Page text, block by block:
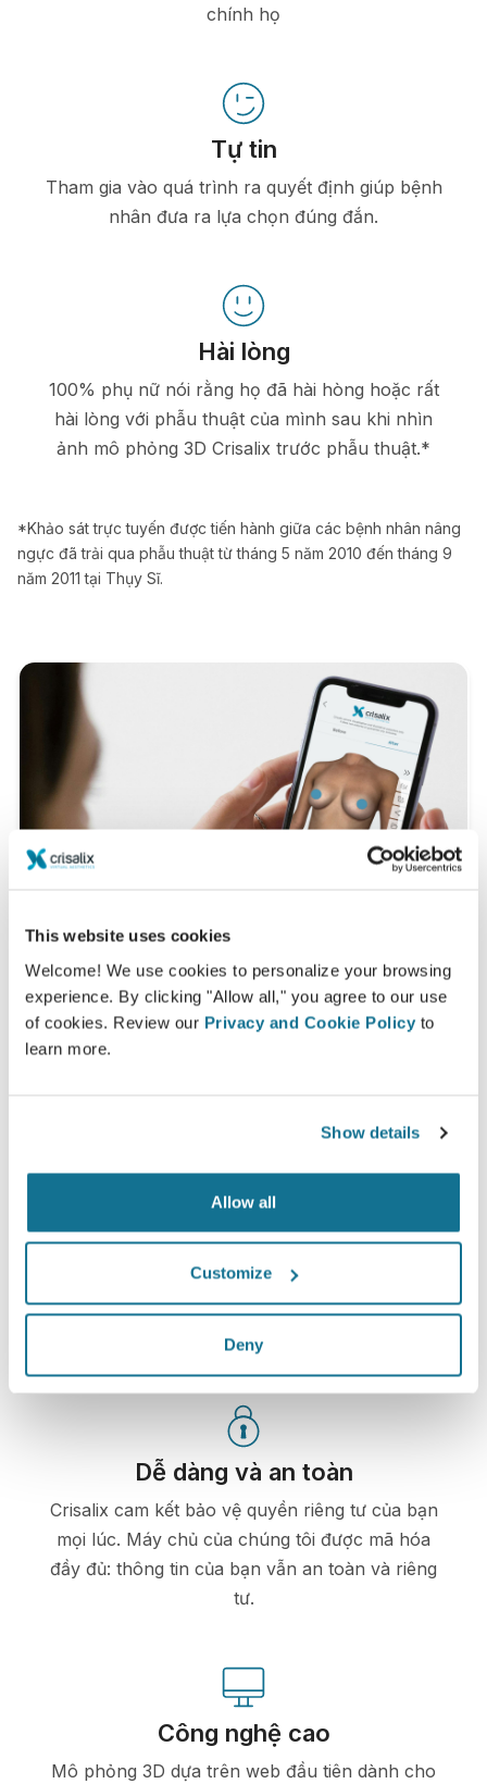
This website uses cookies
Welcome! We use cookies to personalize your browsing
experience. By clicking "Allow all," you agree to our use
of cookies. Review our Privacy and Cookie Policy to
learn more.
Show details
Allow all
Customize
Deny
chính họ
Tự tin
Tham gia vào quá trình ra quyết định giúp bệnh
nhân đưa ra lựa chọn đúng đắn.
Hài lòng
100% phụ nữ nói rằng họ đã hài hòng hoặc rất
hài lòng với phẫu thuật của mình sau khi nhìn
ảnh mô phỏng 3D Crisalix trước phẫu thuật.*
*Khảo sát trực tuyến được tiến hành giữa các bệnh nhân nâng
ngực đã trải qua phẫu thuật từ tháng 5 năm 2010 đến tháng 9
năm 2011 tại Thụy Sĩ.
Bạn muốn biết những gì tốt nhất cho
có thể cho phép bạn truy cập "hình ảnh
bạn. Điều này sẽ cho phép bạn chia sẻ hình ảnh với
nhận được lời khuyên.
Xem hình ảnh mới của bạn
Dễ dàng và an toàn
Crisalix cam kết bảo vệ quyền riêng tư của bạn
mọi lúc. Máy chủ của chúng tôi được mã hóa
đầy đủ: thông tin của bạn vẫn an toàn và riêng
tư.
Công nghệ cao
Mô phỏng 3D dựa trên web đầu tiên dành cho